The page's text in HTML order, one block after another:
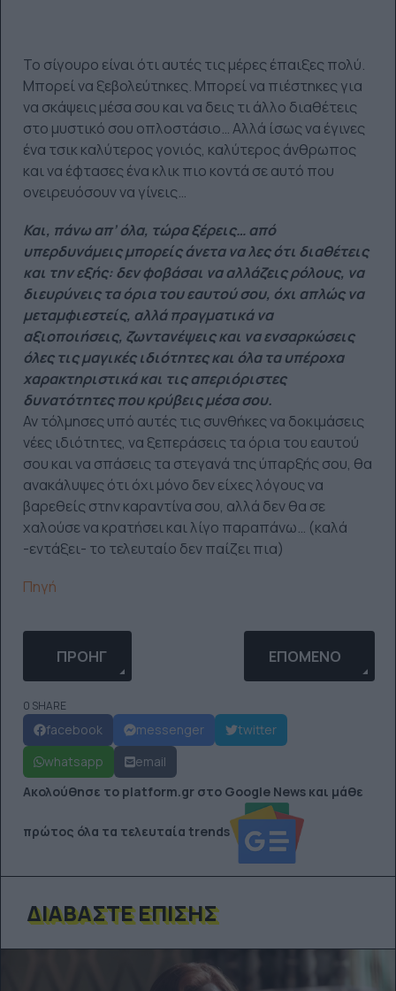
Το σίγουρο είναι ότι αυτές τις μέρες έπαιξες πολύ.
Μπορεί να ξεβολεύτηκες. Μπορεί να πιέστηκες για
να σκάψεις μέσα σου και να δεις τι άλλο διαθέτεις
στο μυστικό σου οπλοστάσιο… Αλλά ίσως να έγινες
ένα τσικ καλύτερος γονιός, καλύτερος άνθρωπος
και να έφτασες ένα κλικ πιο κοντά σε αυτό που
ονειρευόσουν να γίνεις…
Και, πάνω απ’ όλα, τώρα ξέρεις… από
υπερδυνάμεις μπορείς άνετα να λες ότι διαθέτεις
και την εξής: δεν φοβάσαι να αλλάζεις ρόλους, να
διευρύνεις τα όρια του εαυτού σου, όχι απλώς να
μεταμφιεστείς, αλλά πραγματικά να
αξιοποιήσεις, ζωντανέψεις και να ενσαρκώσεις
όλες τις μαγικές ιδιότητες και όλα τα υπέροχα
χαρακτηριστικά και τις απεριόριστες
δυνατότητες που κρύβεις μέσα σου.
Αν τόλμησες υπό αυτές τις συνθήκες να δοκιμάσεις
νέες ιδιότητες, να ξεπεράσεις τα όρια του εαυτού
σου και να σπάσεις τα στεγανά της ύπαρξής σου, θα
ανακάλυψες ότι όχι μόνο δεν είχες λόγους να
βαρεθείς στην καραντίνα σου, αλλά δεν θα σε
χαλούσε να κρατήσει και λίγο παραπάνω… (καλά
-εντάξει- το τελευταίο δεν παίζει πια)
Πηγή
ΠΡΟΗΓΟΎΜΕΝΟ ΆΡΘΡΟ: ΓΙΑΤΊ ΧΡΕΙΆΖΕΣΑΙ ΈΝΑΝ
ΠΡΟΗΓ ΕΠΌΜΕΝΟ ΆΡΘΡΟ:
ΕΠΌΜΕΝΟ
0 SHARE
facebook messenger
twitter
whatsapp
email
Ακολούθησε το platform.gr στο Google News και μάθε
πρώτος όλα τα τελευταία trends
ΔΙΑΒΆΣΤΕ ΕΠΊΣΗΣ